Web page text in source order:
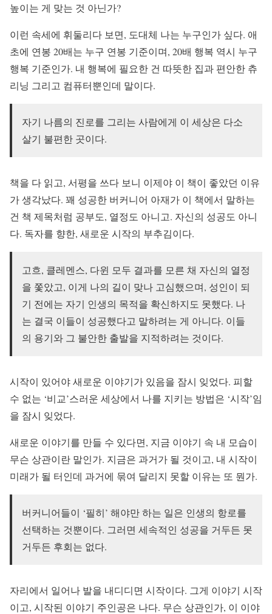
높이는 게 맞는 것 아닌가?
이런 속세에 휘둘리다 보면, 도대체 나는 누구인가 싶다. 애
초에 연봉 20배는 누구 연봉 기준이며, 20배 행복 역시 누구
행복 기준인가. 내 행복에 필요한 건 따뜻한 집과 편안한 츄
리닝 그리고 컴퓨터뿐인데 말이다.
자기 나름의 진로를 그리는 사람에게 이 세상은 다소
살기 불편한 곳이다.
책을 다 읽고, 서평을 쓰다 보니 이제야 이 책이 좋았던 이유
가 생각났다. 꽤 성공한 버커니어 아재가 이 책에서 말하는
건 책 제목처럼 공부도, 열정도 아니고. 자신의 성공도 아니
다. 독자를 향한, 새로운 시작의 부추김이다.
고흐, 클레멘스, 다윈 모두 결과를 모른 채 자신의 열정
을 쫓았고, 이게 나의 길이 맞나 고심했으며, 성인이 되
기 전에는 자기 인생의 목적을 확신하지도 못했다. 나
는 결국 이들이 성공했다고 말하려는 게 아니다. 이들
의 용기와 그 불안한 출발을 지적하려는 것이다.
시작이 있어야 새로운 이야기가 있음을 잠시 잊었다. 피할
수 없는 ‘비교’스러운 세상에서 나를 지키는 방법은 ‘시작’임
을 잠시 잊었다.
새로운 이야기를 만들 수 있다면, 지금 이야기 속 내 모습이
무슨 상관이란 말인가. 지금은 과거가 될 것이고, 내 시작이
미래가 될 터인데 과거에 묶여 달리지 못할 이유는 또 뭔가.
버커니어들이 ‘필히’ 해야만 하는 일은 인생의 항로를
선택하는 것뿐이다. 그러면 세속적인 성공을 거두든 못
거두든 후회는 없다.
자리에서 일어나 발을 내디디면 시작이다. 그게 이야기 시작
이고, 시작된 이야기 주인공은 나다. 무슨 상관인가, 이 이야